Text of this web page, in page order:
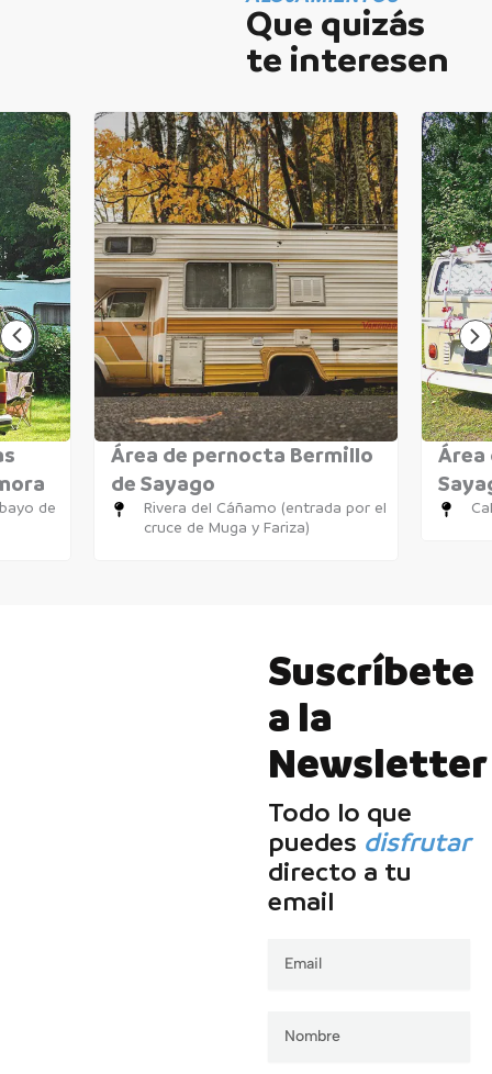
Que quizás
te interesen
de
Área de pernocta Bermillo
de Sayago
Rivera del Cáñamo (entrada por el
cruce de Muga y Fariza)
Área
Suscríbete
a la
Newsletter
Todo lo que
puedes disfrutar
directo a tu
email